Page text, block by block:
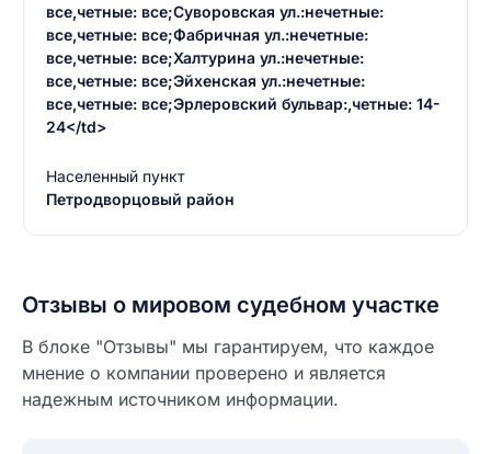
все,четные: все;Суворовская ул.:нечетные:
все,четные: все;Фабричная ул.:нечетные:
все,четные: все;Халтурина ул.:нечетные:
все,четные: все;Эйхенская ул.:нечетные:
все,четные: все;Эрлеровский бульвар:,четные: 14-
24</td>
Населенный пункт
Петродворцовый район
Отзывы о мировом судебном участке
В блоке "Отзывы" мы гарантируем, что каждое
мнение о компании проверено и является
надежным источником информации.
Введите свое имя
Введите свой e-mail
Как вы оцените судебный участок?
Введите свое имя
Введите свой номер телефона
Ответ на отзыв
разрешить публикацию отзыва
Название населенного пункта
ЗАКРЫТЬ СОХРАНИТЬ